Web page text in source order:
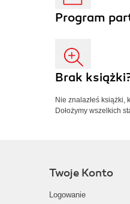
Program
Brak
Nie znalazłeś
Dołożymy wszelkich
Twoje Konto
Logowanie